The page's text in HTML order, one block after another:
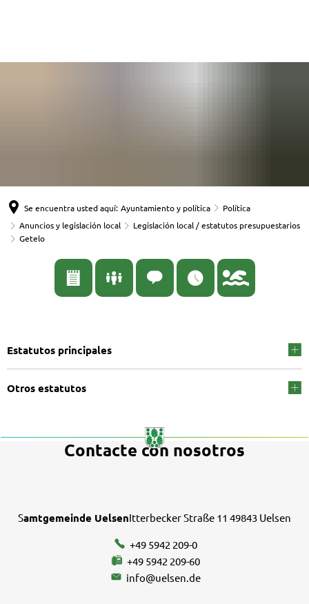
Se encuentra usted aquí: Ayuntamiento y política
Política
Anuncios y legislación local
Legislación local / estatutos presupuestarios
Getelo
Getelo
Estatutos principales
Otros estatutos
Contacte con nosotros
Samtgemeinde UelsenItterbecker Straße 11 49843 Uelsen
+49 5942 209-0
+49 5942 209-60
info@uelsen.de